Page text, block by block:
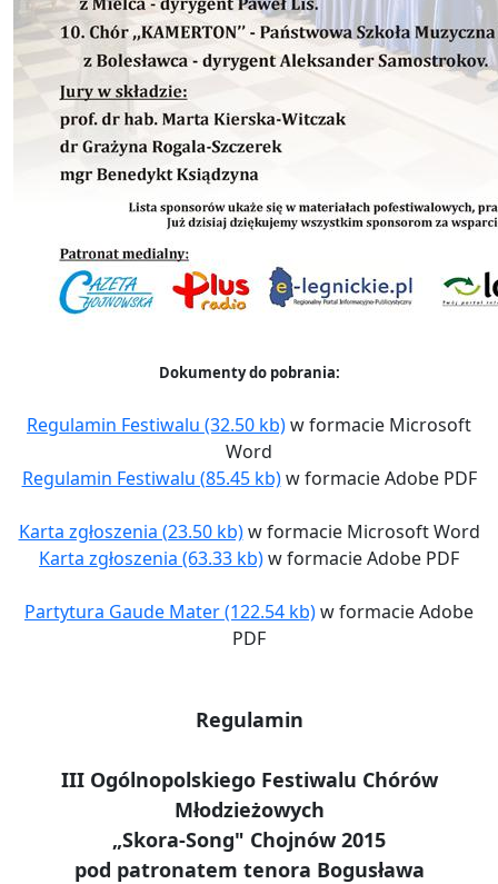
Dokumenty do pobrania:
Regulamin Festiwalu (32.50 kb)w formacie Microsoft
Word
Regulamin Festiwalu (85.45 kb)w formacie Adobe PDF
Karta zgłoszenia (23.50 kb)w formacie Microsoft Word
Karta zgłoszenia (63.33 kb)w formacie Adobe PDF
Partytura Gaude Mater (122.54 kb)w formacie Adobe
PDF
Regulamin
III Ogólnopolskiego Festiwalu Chórów
Młodzieżowych
„Skora-Song" Chojnów 2015
pod patronatem tenora Bogusława